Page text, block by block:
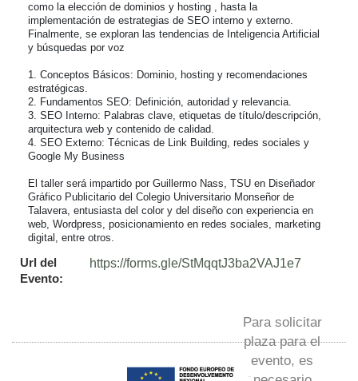
como la elección de dominios y hosting , hasta la
implementación de estrategias de SEO interno y externo.
Finalmente, se exploran las tendencias de Inteligencia Artificial
y búsquedas por voz
1. Conceptos Básicos: Dominio, hosting y recomendaciones
estratégicas.
2. Fundamentos SEO: Definición, autoridad y relevancia.
3. SEO Interno: Palabras clave, etiquetas de título/descripción,
arquitectura web y contenido de calidad.
4. SEO Externo: Técnicas de Link Building, redes sociales y
Google My Business
El taller será impartido por Guillermo Nass, TSU en Diseñador
Gráfico Publicitario del Colegio Universitario Monseñor de
Talavera, entusiasta del color y del diseño con experiencia en
web, Wordpress, posicionamiento en redes sociales, marketing
digital, entre otros.
Url del
Evento:
https://forms.gle/StMqqtJ3ba2VAJ1e7
Para solicitar
plaza para el
evento, es